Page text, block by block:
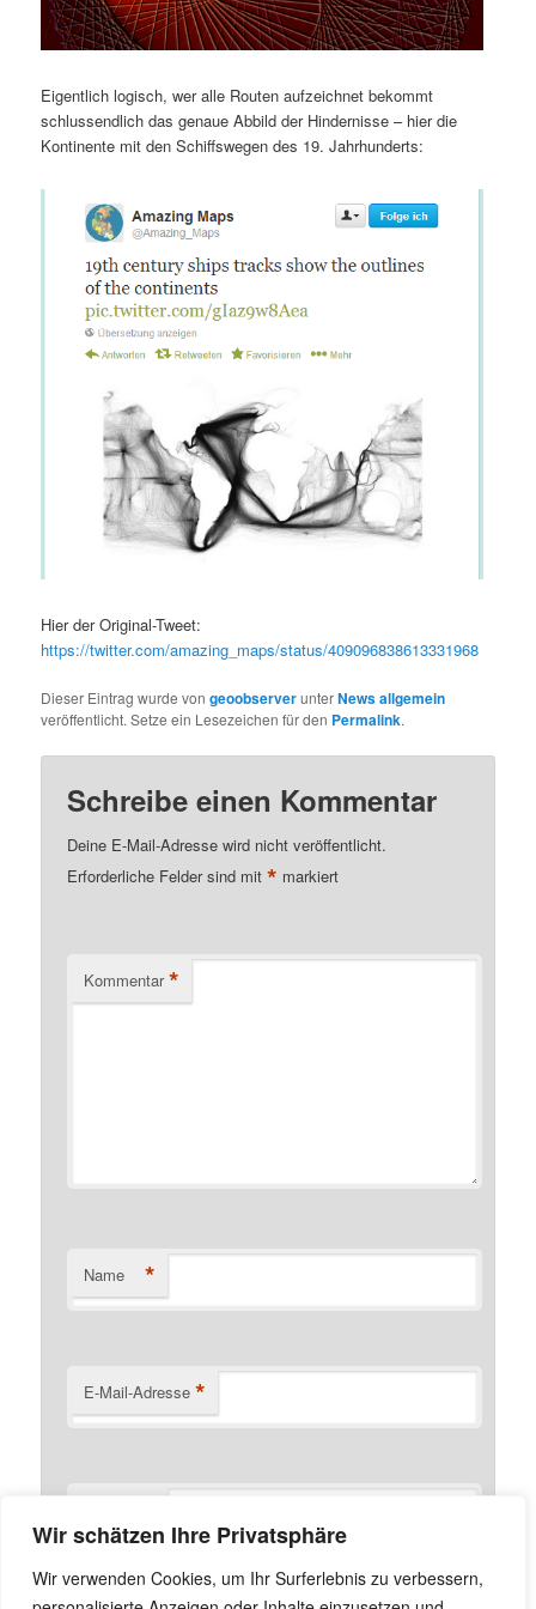
Wir schätzen Ihre Privatsphäre
Wir verwenden Cookies, um Ihr Surferlebnis zu verbessern,
Eigentlich logisch, wer alle Routen aufzeichnet bekommt
schlussendlich das genaue Abbild der Hindernisse – hier die
Kontinente mit den Schiffswegen des 19. Jahrhunderts:
Hier der Original-Tweet:
https://twitter.com/amazing_maps/status/409096838613331968
Dieser Eintrag wurde vongeoobserverunterNews allgemein
veröffentlicht. Setze ein Lesezeichen für den Permalink.
Schreibe einen Kommentar
Deine E-Mail-Adresse wird nicht veröffentlicht.
Erforderliche Felder sind mit* markiert
Kommentar *
Name *
E-Mail-Adresse *
Name, E-Mail-Adresse und Website in diesem Browser
für meinen nächsten Kommentar speichern.